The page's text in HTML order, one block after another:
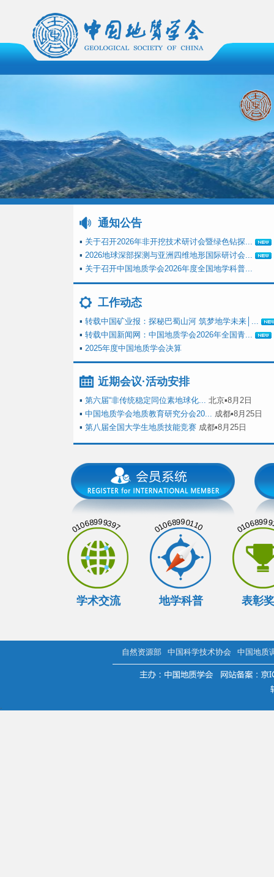
通知公告
▪ 关于召开2026年非开挖技术研讨会暨绿色钻探...
▪ 2026地球深部探测与亚洲四维地形国际研讨会...
▪ 关于召开中国地质学会2026年度全国地学科普...
工作动态
▪ 转载中国矿业报：探秘巴蜀山河 筑梦地学未来│...
▪ 转载中国新闻网：中国地质学会2026年全国青...
▪ 2025年度中国地质学会决算
近期会议·活动安排
▪ 第六届“非传统稳定同位素地球化... 北京▪8月2日
▪ 中国地质学会地质教育研究分会20... 成都▪8月25日
▪ 第八届全国大学生地质技能竞赛 成都▪8月25日
01068999397
学术交流
01068990110
地学科普 表彰
自然资源部 中国科学技术协会 中国地质
.